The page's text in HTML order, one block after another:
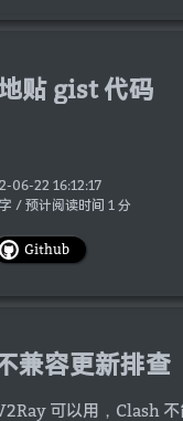
贴 gist 代码
06-22 16:12:17
/ 预计阅读时间 1 分
Github
兼容更新排查
可以用，Clash 不